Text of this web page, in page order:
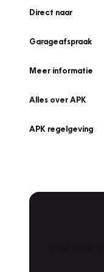
Direct naar
Garageafspraak
Meer informatie
Alles over APK
APK regelgeving